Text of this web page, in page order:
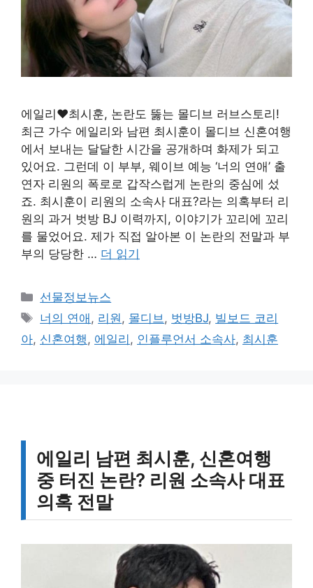
에일리♥최시훈, 논란도 뚫는 몰디브 러브스토리!
최근 가수 에일리와 남편 최시훈이 몰디브 신혼여행
에서 보내는 달달한 시간을 공개하며 화제가 되고
있어요. 그런데 이 부부, 웨이브 예능 ‘너의 연애’ 출
연자 리원의 폭로로 갑작스럽게 논란의 중심에 섰
죠. 최시훈이 리원의 소속사 대표?라는 의혹부터 리
원의 과거 벗방 BJ 이력까지, 이야기가 꼬리에 꼬리
를 물었어요. 제가 직접 알아본 이 논란의 전말과 부
부의 당당한 … 더 읽기
카
테
리
선물정보뉴스
태
그
너의 연애 , 리원, 몰디브, 벗방BJ, 빌보드 코리
아, 신혼여행, 에일리 , 인플루언서 소속사, 최시훈
에일리 남편 최시훈, 신혼여행
중 터진 논란? 리원 소속사 대표
의혹 전말